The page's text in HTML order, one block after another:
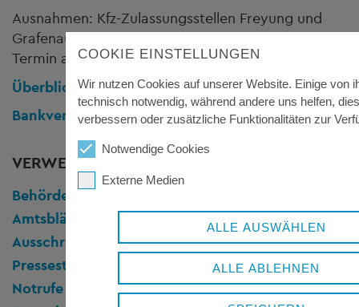
Ausnahmen: Kfz-Zulassungsstellen Freyung und
Grafenau sowie Führerscheinstelle kann auch ohne
Termin aufgesucht werden
Überblick Öffnungszeiten und Anschriften
Bankverbindung
VERWEISE
Behördenwegweiser
Amtsblätter
Ausschreibungen
Pressestelle
Notrufe & Hotlines
COOKIE EINSTELLUNGEN
Wir nutzen Cookies auf unserer Website. Einige von
technisch notwendig, während andere uns helfen,
verbessern oder zusätzliche Funktionalitäten zur
Notwendige Cookies
Externe Medien
ALLE AUSWÄHLEN
ALLE ABLEHNEN